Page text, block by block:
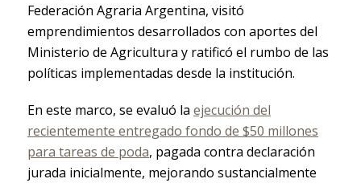
Federación Agraria Argentina, visitó
emprendimientos desarrollados con aportes del
Ministerio de Agricultura y ratificó el rumbo de las
políticas implementadas desde la institución.
En este marco, se evaluó la ejecución del
recientemente entregado fondo de $50 millones
para tareas de poda, pagada contra declaración
jurada inicialmente, mejorando sustancialmente